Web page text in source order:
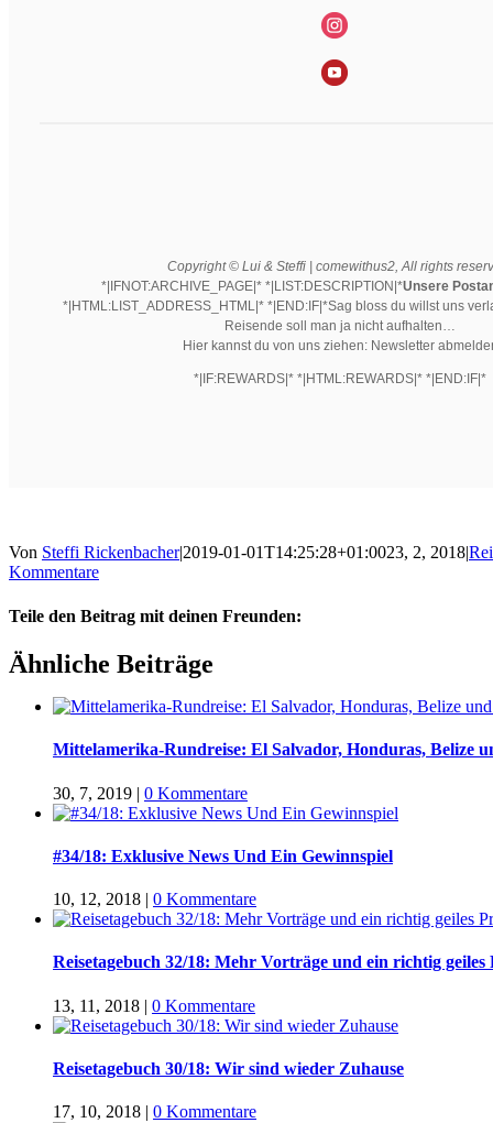
Copyright © Lui & Steffi | comewithus2, All rights
*|IFNOT:ARCHIVE_PAGE|* *|LIST:DESCRIPTION|*Unsere
*|HTML:LIST_ADDRESS_HTML|* *|END:IF|*Sag bloss du willst uns
Reisende soll man ja nicht aufhalten…
Hier kannst du von uns ziehen: Newsletter
*|IF:REWARDS|* *|HTML:REWARDS|* *|END:IF|*
Von Steffi Rickenbacher|2019-01-01T14:25:28+01:0023, 2, 2018|
Kommentare
Teile den Beitrag mit deinen Freunden:
Facebook
Twitter
LinkedIn
Google+
Pinterest
Email
Ähnliche Beiträge
Mittelamerika-Rundreise: El Salvador, Honduras, Belize
30, 7, 2019 | 0 Kommentare
#34/18: Exklusive News Und Ein Gewinnspiel
10, 12, 2018 | 0 Kommentare
Reisetagebuch 32/18: Mehr Vorträge und ein richtig
13, 11, 2018 | 0 Kommentare
Reisetagebuch 30/18: Wir sind wieder Zuhause
17, 10, 2018 | 0 Kommentare